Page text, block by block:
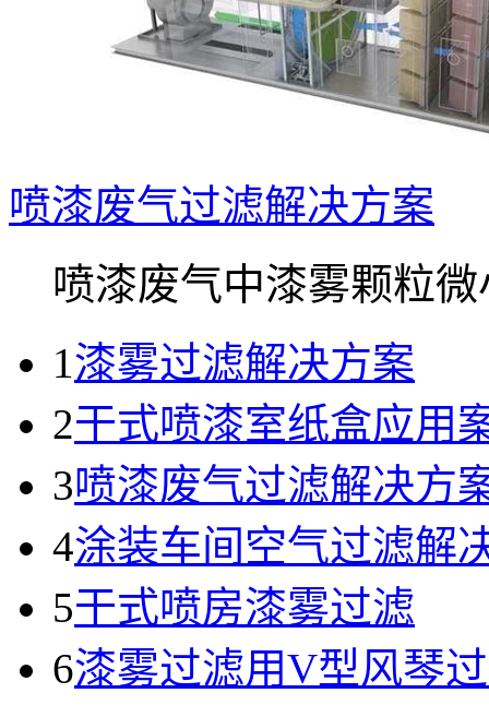
喷漆废气过滤解决方案
喷漆废气中漆雾颗粒微
1漆雾过滤解决方案
2干式喷漆室纸盒应用
3喷漆废气过滤解决方
4涂装车间空气过滤解
5干式喷房漆雾过滤
6漆雾过滤用V型风琴